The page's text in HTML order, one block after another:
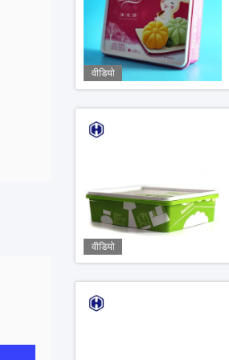
वीडियो
वीडियो